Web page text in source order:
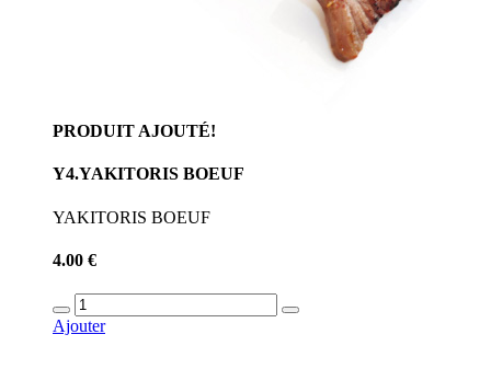
PRODUIT AJOUTÉ!
Y4.YAKITORIS BOEUF
YAKITORIS BOEUF
4.00 €
Ajouter